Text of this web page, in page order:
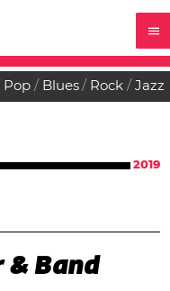
Pop Blues Rock Jazz
2019
& Band